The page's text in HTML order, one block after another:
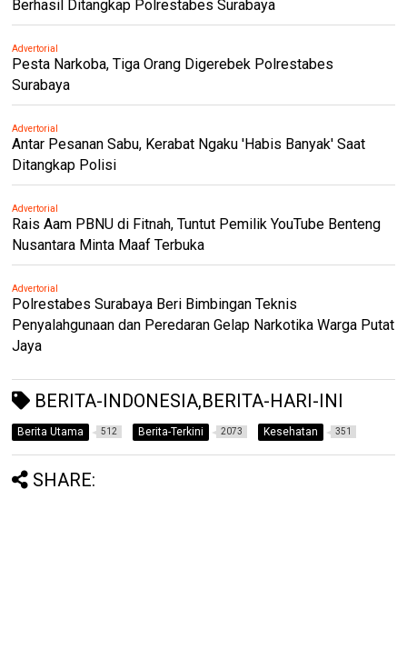
Berhasil Ditangkap Polrestabes Surabaya
Advertorial
Pesta Narkoba, Tiga Orang Digerebek Polrestabes
Surabaya
Advertorial
Antar Pesanan Sabu, Kerabat Ngaku 'Habis Banyak' Saat
Ditangkap Polisi
Advertorial
Rais Aam PBNU di Fitnah, Tuntut Pemilik YouTube Benteng
Nusantara Minta Maaf Terbuka
Advertorial
Polrestabes Surabaya Beri Bimbingan Teknis
Penyalahgunaan dan Peredaran Gelap Narkotika Warga Putat
Jaya
BERITA-INDONESIA,BERITA-HARI-INI
Berita Utama 512 Berita-Terkini 2073 Kesehatan 351
SHARE: